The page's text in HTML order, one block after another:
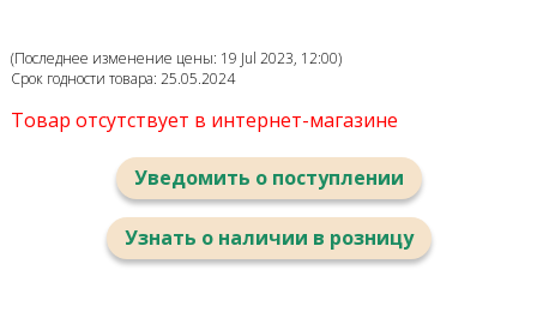
(Последнее изменение цены: 19 Jul 2023, 12:00)
Срок годности товара: 25.05.2024
Товар отсутствует в интернет-магазине
Уведомить о поступлении
Узнать о наличии в розницу